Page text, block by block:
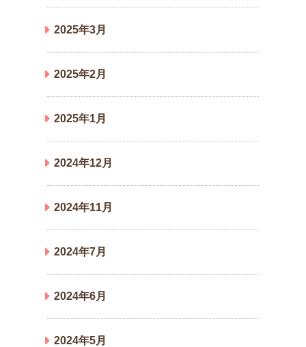
2025年3月
2025年2月
2025年1月
2024年12月
2024年11月
2024年7月
2024年6月
2024年5月